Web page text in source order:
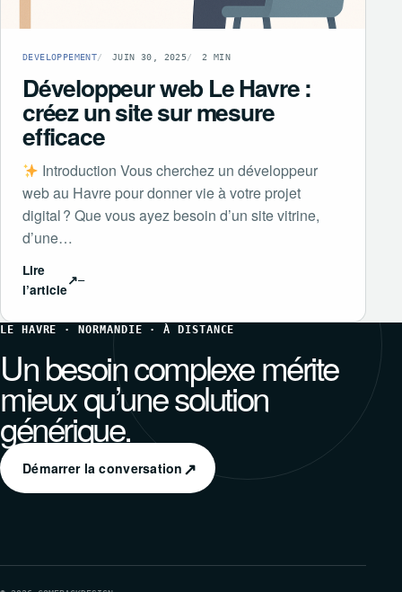
DEVELOPPEMENT JUIN 30, 2025 2 MIN
Développeur web Le Havre :
créez un site sur mesure
efficace
Introduction Vous cherchez un développeur
web au Havre pour donner vie à votre projet
digital ? Que vous ayez besoin d’un site vitrine,
d’une…
Lire
l’article
↗
LE HAVRE · NORMANDIE · À DISTANCE
Un besoin complexe mérite
mieux qu’une solution
générique.
Démarrer la conversation ↗